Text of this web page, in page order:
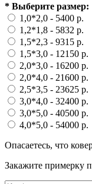
* Выберите размер:
1,0*2,0 - 5400 p.
1,2*1,8 - 5832 p.
1,5*2,3 - 9315 p.
1,5*3,0 - 12150 p.
2,0*3,0 - 16200 p.
2,0*4,0 - 21600 p.
2,5*3,5 - 23625 p.
3,0*4,0 - 32400 p.
3,0*5,0 - 40500 p.
4,0*5,0 - 54000 p.
Опасаетесь, что
Закажите примерку